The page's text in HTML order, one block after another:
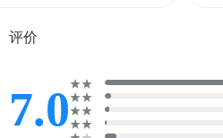
评价
7.0